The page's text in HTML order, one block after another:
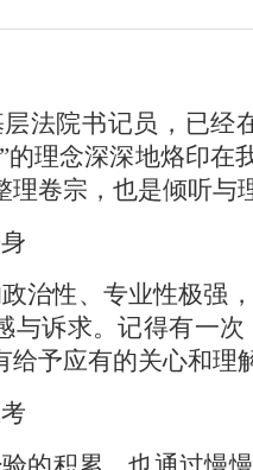
法院书记员，已经
的理念深深地烙印在
卷宗，也是倾听与
治性、专业性极强
与诉求。记得有一
给予应有的关心和理